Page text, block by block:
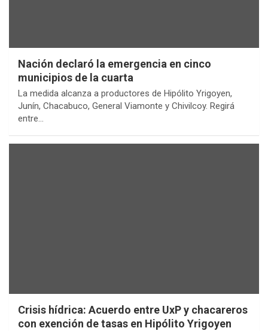
Nación declaró la emergencia en cinco
municipios de la cuarta
La medida alcanza a productores de Hipólito Yrigoyen,
Junín, Chacabuco, General Viamonte y Chivilcoy. Regirá
entre…
Crisis hídrica: Acuerdo entre UxP y chacareros
con exención de tasas en Hipólito Yrigoyen